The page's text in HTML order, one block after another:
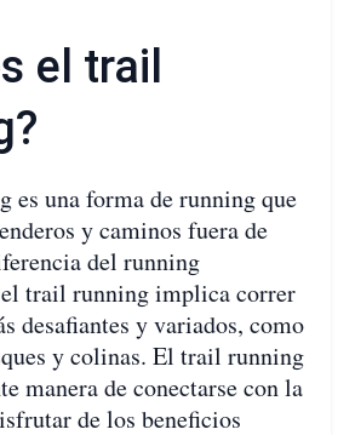
el trail
es una forma de running que
y caminos fuera de
del running
trail running implica correr
desafiantes y variados, como
y colinas. El trail running
manera de conectarse con la
de los beneficios